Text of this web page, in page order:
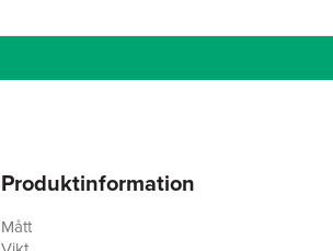
Produktinformation
Mått